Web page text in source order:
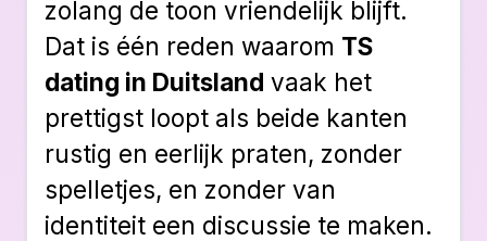
zolang de toon vriendelijk blijft.
Dat is één reden waarom TS
dating in Duitsland vaak het
prettigst loopt als beide kanten
rustig en eerlijk praten, zonder
spelletjes, en zonder van
identiteit een discussie te maken.